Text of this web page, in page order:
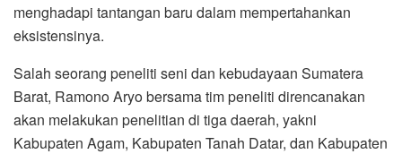
menghadapi tantangan baru dalam mempertahankan
eksistensinya.
Salah seorang peneliti seni dan kebudayaan Sumatera
Barat, Ramono Aryo bersama tim peneliti direncanakan
akan melakukan penelitian di tiga daerah, yakni
Kabupaten Agam, Kabupaten Tanah Datar, dan Kabupaten